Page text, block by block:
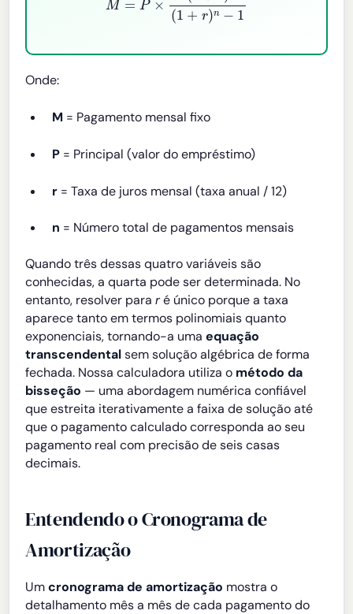
Onde:
M = Pagamento mensal fixo
P = Principal (valor do empréstimo)
r = Taxa de juros mensal (taxa anual / 12)
n = Número total de pagamentos mensais
Quando três dessas quatro variáveis são
conhecidas, a quarta pode ser determinada. No
entanto, resolver pararé único porque a taxa
aparece tanto em termos polinomiais quanto
exponenciais, tornando-a umaequação
transcendentalsem solução algébrica de forma
fechada. Nossa calculadora utiliza o método da
bisseção — uma abordagem numérica confiável
que estreita iterativamente a faixa de solução até
que o pagamento calculado corresponda ao seu
pagamento real com precisão de seis casas
decimais.
Entendendo o Cronograma de
Amortização
Umcronograma de amortização mostra o
detalhamento mês a mês de cada pagamento do